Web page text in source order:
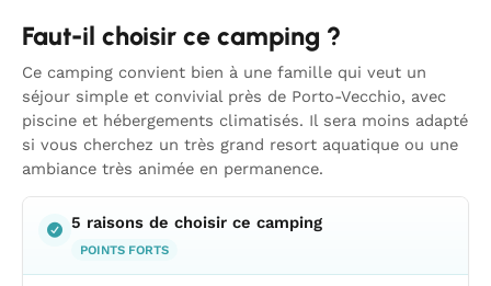
Faut-il choisir ce camping ?
Ce camping convient bien à une famille qui veut un
séjour simple et convivial près de Porto-Vecchio, avec
piscine et hébergements climatisés. Il sera moins adapté
si vous cherchez un très grand resort aquatique ou une
ambiance très animée en permanence.
5 raisons de choisir ce camping
POINTS FORTS